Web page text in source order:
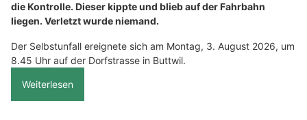
die Kontrolle. Dieser kippte und blieb auf der Fahrbahn
liegen. Verletzt wurde niemand.
Der Selbstunfall ereignete sich am Montag, 3. August 2026, um
8.45 Uhr auf der Dorfstrasse in Buttwil.
Weiterlesen